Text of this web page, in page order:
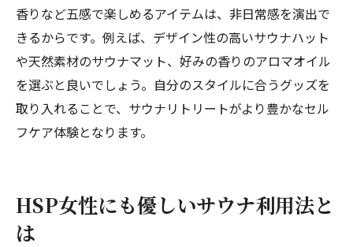
香りなど五感で楽しめるアイテムは、非日常感を演出で
きるからです。例えば、デザイン性の高いサウナハット
や天然素材のサウナマット、好みの香りのアロマオイル
を選ぶと良いでしょう。自分のスタイルに合うグッズを
取り入れることで、サウナリトリートがより豊かなセル
フケア体験となります。
HSP女性にも優しいサウナ利用法と
は